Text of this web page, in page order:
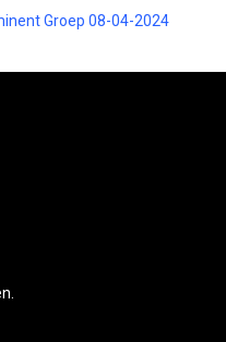
Groep 08-04-2024